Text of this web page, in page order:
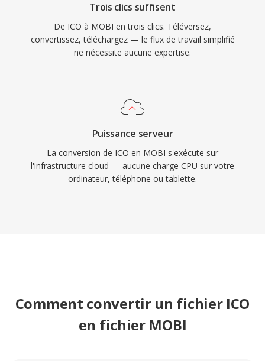
Trois clics suffisent
De ICO à MOBI en trois clics. Téléversez,
convertissez, téléchargez — le flux de travail simplifié
ne nécessite aucune expertise.
Puissance serveur
La conversion de ICO en MOBI s'exécute sur
l'infrastructure cloud — aucune charge CPU sur votre
ordinateur, téléphone ou tablette.
Comment convertir un fichier ICO
en fichier MOBI